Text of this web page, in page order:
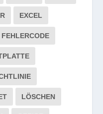
EXCEL
FEHLERCODE
LÖSCHEN